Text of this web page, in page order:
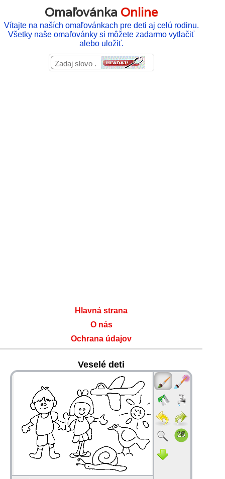
Omaľovánka Online
Vítajte na naších omaľovánkach pre deti aj celú rodinu.
Všetky naše omaľovánky si môžete zadarmo vytlačiť
alebo uložiť.
Hlavná strana
O nás
Ochrana údajov
Veselé deti